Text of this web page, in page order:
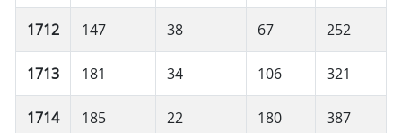
1712 147 38 67 252
1713 181 34 106 321
1714 185 22 180 387